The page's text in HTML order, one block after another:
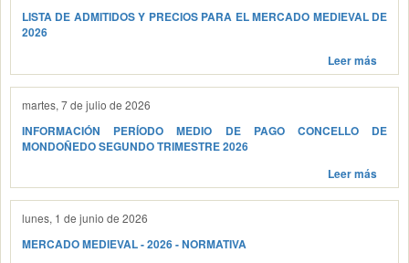
LISTA DE ADMITIDOS Y PRECIOS PARA EL MERCADO MEDIEVAL DE
2026
Leer más
martes, 7 de julio de 2026
INFORMACIÓN PERÍODO MEDIO DE PAGO CONCELLO DE
MONDOÑEDO SEGUNDO TRIMESTRE 2026
Leer más
lunes, 1 de junio de 2026
MERCADO MEDIEVAL - 2026 - NORMATIVA